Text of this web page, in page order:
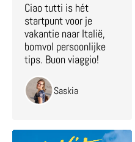
Ciao tutti is hét
startpunt voor je
vakantie naar Italië,
bomvol persoonlijke
tips. Buon viaggio!
Saskia